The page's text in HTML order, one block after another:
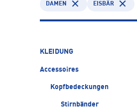
DAMEN EISBÄR
KLEIDUNG
Accessoires
Kopfbedeckungen
Stirnbänder